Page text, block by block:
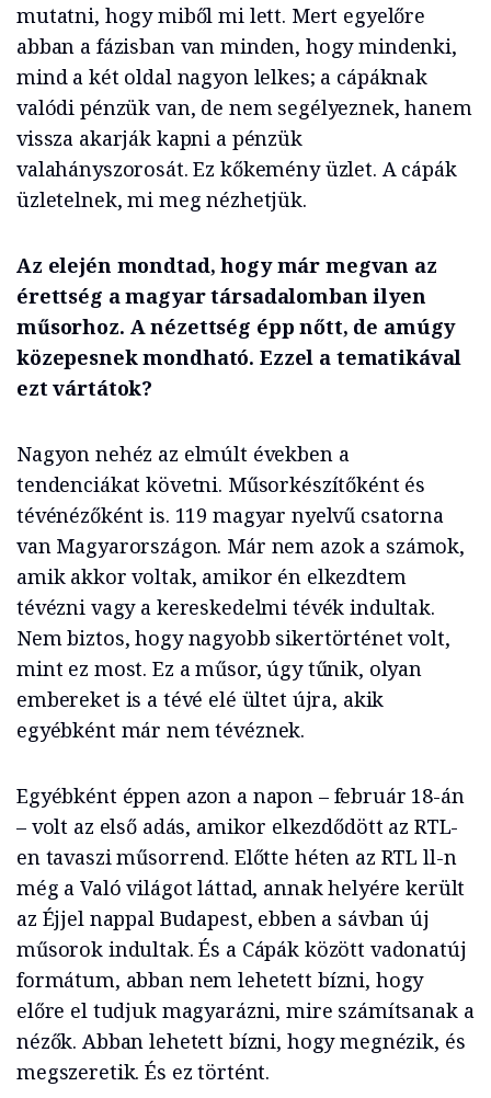
mutatni, hogy miből mi lett. Mert egyelőre
abban a fázisban van minden, hogy mindenki,
mind a két oldal nagyon lelkes; a cápáknak
valódi pénzük van, de nem segélyeznek, hanem
vissza akarják kapni a pénzük
valahányszorosát. Ez kőkemény üzlet. A cápák
üzletelnek, mi meg nézhetjük.
Az elején mondtad, hogy már megvan az
érettség a magyar társadalomban ilyen
műsorhoz. A nézettség épp nőtt, de amúgy
közepesnek mondható. Ezzel a tematikával
ezt vártátok?
Nagyon nehéz az elmúlt években a
tendenciákat követni. Műsorkészítőként és
tévénézőként is. 119 magyar nyelvű csatorna
van Magyarországon. Már nem azok a számok,
amik akkor voltak, amikor én elkezdtem
tévézni vagy a kereskedelmi tévék indultak.
Nem biztos, hogy nagyobb sikertörténet volt,
mint ez most. Ez a műsor, úgy tűnik, olyan
embereket is a tévé elé ültet újra, akik
egyébként már nem tévéznek.
Egyébként éppen azon a napon – február 18-án
– volt az első adás, amikor elkezdődött az RTL-
en tavaszi műsorrend. Előtte héten az RTL ll-n
még a Való világot láttad, annak helyére került
az Éjjel nappal Budapest, ebben a sávban új
műsorok indultak. És a Cápák között vadonatúj
formátum, abban nem lehetett bízni, hogy
előre el tudjuk magyarázni, mire számítsanak a
nézők. Abban lehetett bízni, hogy megnézik, és
megszeretik. És ez történt.